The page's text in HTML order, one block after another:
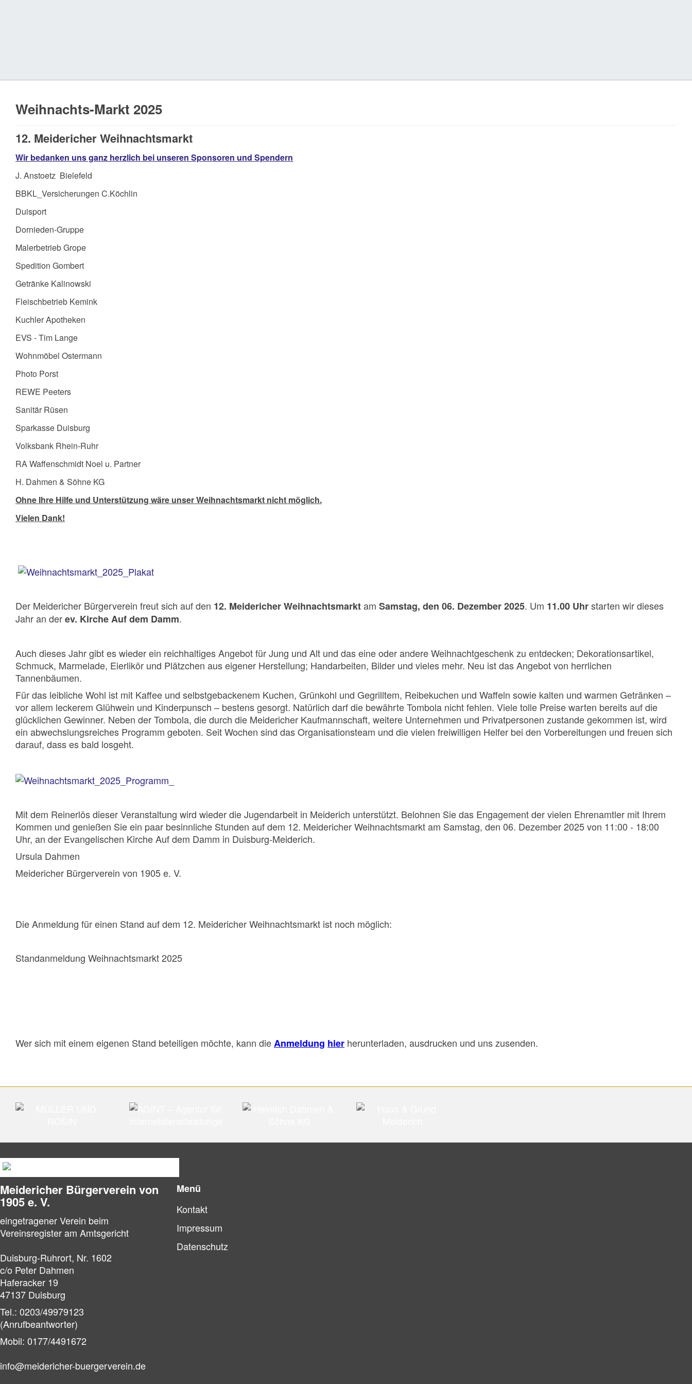
Weihnachts-Markt 2025
12. Meidericher Weihnachtsmarkt
Wir bedanken uns ganz herzlich bei unseren Sponsoren und Spendern
J. Anstoetz Bielefeld
BBKL_Versicherungen C.Köchlin
Duisport
Dornieden-Gruppe
Malerbetrieb Grope
Spedition Gombert
Getränke Kalinowski
Fleischbetrieb Kemink
Kuchler Apotheken
EVS - Tim Lange
Wohnmöbel Ostermann
Photo Porst
REWE Peeters
Sanitär Rüsen
Sparkasse Duisburg
Volksbank Rhein-Ruhr
RA Waffenschmidt Noel u. Partner
H. Dahmen & Söhne KG
Ohne Ihre Hilfe und Unterstützung wäre unser Weihnachtsmarkt nicht möglich.
Vielen Dank!
Der Meidericher Bürgerverein freut sich auf den 12. Meidericher Weihnachtsmarktam Samstag, den 06. Dezember 2025. Um 11.00 Uhrstarten wir dieses
Jahr an derev. Kirche Auf dem Damm.
Auch dieses Jahr gibt es wieder ein reichhaltiges Angebot für Jung und Alt und das eine oder andere Weihnachtgeschenk zu entdecken; Dekorationsartikel,
Schmuck, Marmelade, Eierlikör und Plätzchen aus eigener Herstellung; Handarbeiten, Bilder und vieles mehr. Neu ist das Angebot von herrlichen
Tannenbäumen.
Für das leibliche Wohl ist mit Kaffee und selbstgebackenem Kuchen, Grünkohl und Gegrilltem, Reibekuchen und Waffeln sowie kalten und warmen Getränken –
vor allem leckerem Glühwein und Kinderpunsch – bestens gesorgt. Natürlich darf die bewährte Tombola nicht fehlen. Viele tolle Preise warten bereits auf die
glücklichen Gewinner. Neben der Tombola, die durch die Meidericher Kaufmannschaft, weitere Unternehmen und Privatpersonen zustande gekommen ist, wird
ein abwechslungsreiches Programm geboten. Seit Wochen sind das Organisationsteam und die vielen freiwilligen Helfer bei den Vorbereitungen und freuen sich
darauf, dass es bald losgeht.
Mit dem Reinerlös dieser Veranstaltung wird wieder die Jugendarbeit in Meiderich unterstützt. Belohnen Sie das Engagement der vielen Ehrenamtler mit Ihrem
Kommen und genießen Sie ein paar besinnliche Stunden auf dem 12. Meidericher Weihnachtsmarkt am Samstag, den 06. Dezember 2025 von 11:00 - 18:00
Uhr, an der Evangelischen Kirche Auf dem Damm in Duisburg-Meiderich.
Ursula Dahmen
Meidericher Bürgerverein von 1905 e. V.
Die Anmeldung für einen Stand auf dem 12. Meidericher Weihnachtsmarkt ist noch möglich:
Standanmeldung Weihnachtsmarkt 2025
Wer sich mit einem eigenen Stand beteiligen möchte, kann dieAnmeldung hier herunterladen, ausdrucken und uns zusenden.
Meidericher Bürger­verein von
1905 e. V.
eingetragener Verein beim
Vereinsregister am Amtsgericht
Duisburg-Ruhrort, Nr. 1602
c/o Peter Dahmen
Haferacker 19
47137 Duisburg
Tel.: 0203/49979123
(Anrufbeantworter)
Mobil: 0177/4491672
info@meidericher-buergerverein.de
Menü
Kontakt
Impressum
Datenschutz